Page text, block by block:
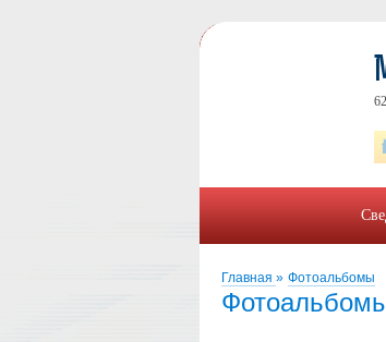
Главная » Фотоальбомы